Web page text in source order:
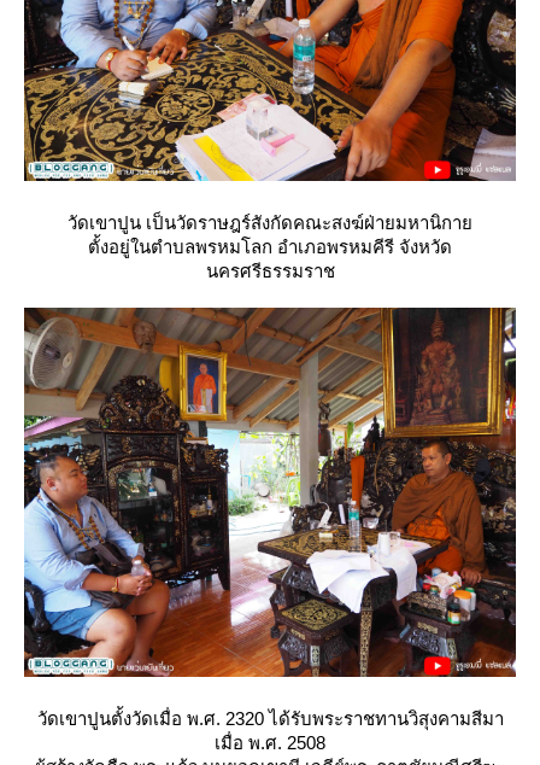
วัดเขาปูน เป็นวัดราษฎร์สังกัดคณะสงฆ์ฝ่ายมหานิกา
ตั้งอยู่ในตำบลพรหมโลก อำเภอพรหมคีรี จังหวัด
นครศรีธรรมราช
วัดเขาปูนตั้งวัดเมื่อ พ.ศ. 2320 ได้รับพระราชทานวิสุงคามสีมา
เมื่อ พ.ศ. 2508